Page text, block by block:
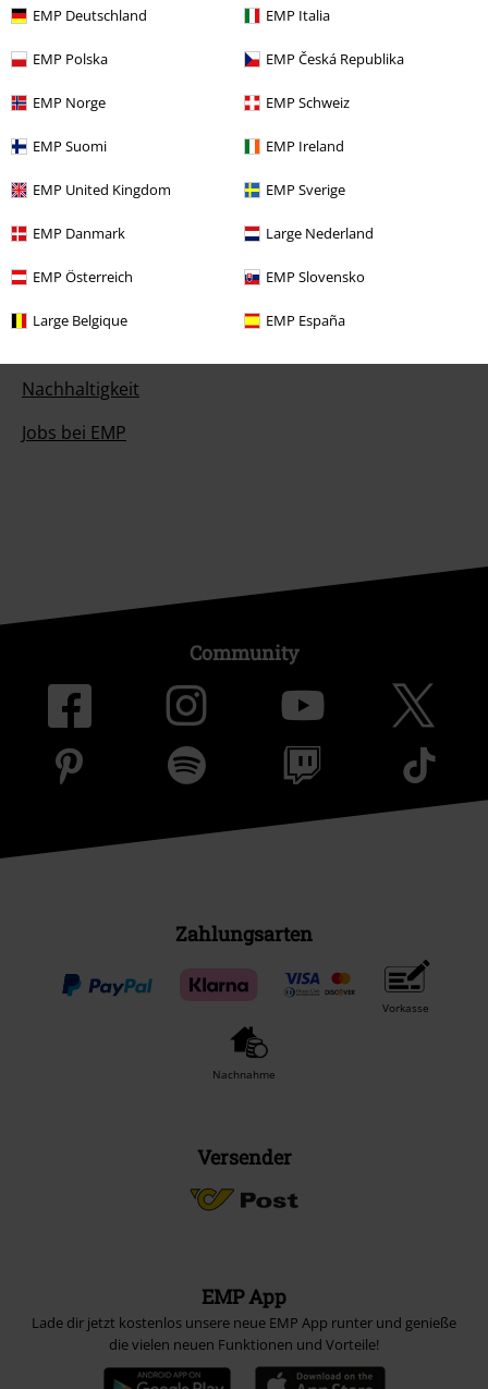
EMP Deutschland EMP Italia
EMP Polska EMP Česká Republika
EMP Norge EMP Schweiz
EMP Suomi EMP Ireland
EMP United Kingdom EMP Sverige
EMP Danmark Large Nederland
EMP Österreich EMP Slovensko
Large Belgique EMP España
EMP Gutscheine bestellen
EMP Backstage Club
Studentenrabatt
Nachhaltigkeit
Jobs bei EMP
Community
Zahlungsarten
Vorkasse
Nachnahme
Versender
EMP App
Lade dir jetzt kostenlos unsere neue EMP App runter und genieße
die vielen neuen Funktionen und Vorteile!